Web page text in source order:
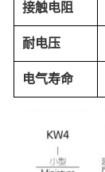
接触电阻
耐电压
电气寿命